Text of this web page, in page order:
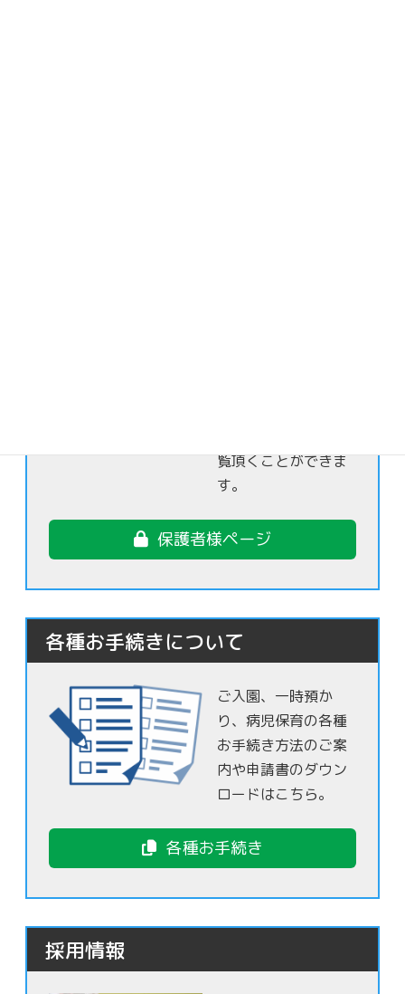
覧頂くことができま
す。
保護者様ページ
各種お手続きについて
ご入園、一時預か
り、病児保育の各種
お手続き方法のご案
内や申請書のダウン
ロードはこちら。
各種お手続き
採用情報